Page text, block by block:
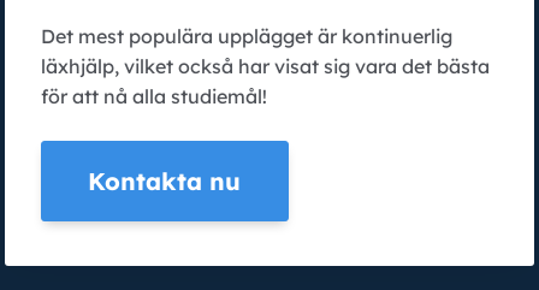
Det mest populära upplägget är kontinuerlig
läxhjälp, vilket också har visat sig vara det bästa
för att nå alla studiemål!
Kontakta nu